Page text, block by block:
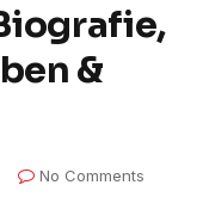
&
No Comments